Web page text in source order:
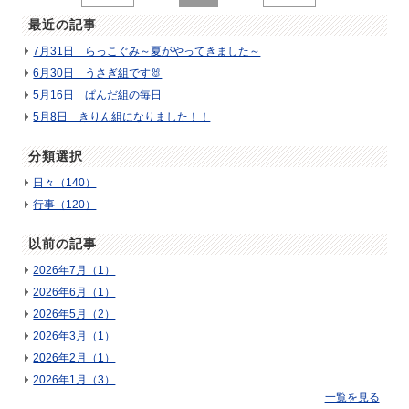
最近の記事
7月31日 らっこぐみ～夏がやってきました～
6月30日 うさぎ組です🐰
5月16日 ぱんだ組の毎日
5月8日 きりん組になりました！！
分類選択
日々（140）
行事（120）
以前の記事
2026年7月（1）
2026年6月（1）
2026年5月（2）
2026年3月（1）
2026年2月（1）
2026年1月（3）
一覧を見る